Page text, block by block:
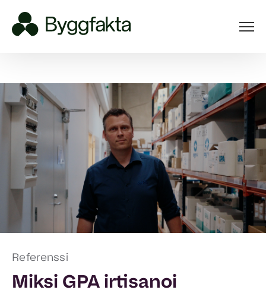
Referenssi
Miksi GPA irtisanoi